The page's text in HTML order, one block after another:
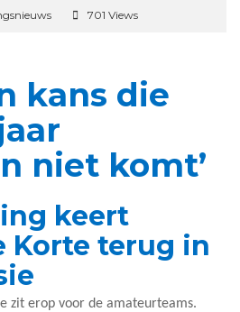
701 Views
kans die
niet komt’
keert
Korte terug in
zit erop voor de amateurteams.